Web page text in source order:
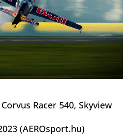
Racer 540, Skyview
(AEROsport.hu)